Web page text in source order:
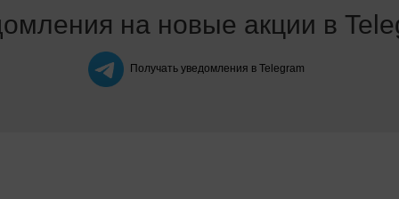
на новые акции в
Получать уведомления в Telegram